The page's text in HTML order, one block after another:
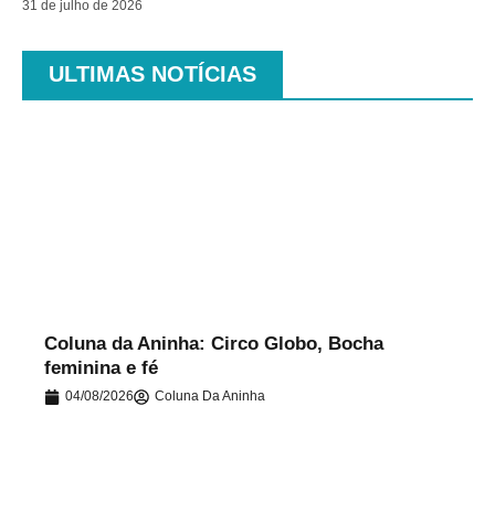
31 de julho de 2026
ULTIMAS NOTÍCIAS
Coluna da Aninha: Circo Globo, Bocha
feminina e fé
04/08/2026 Coluna Da Aninha